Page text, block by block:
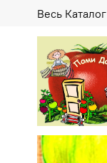
Весь Каталог